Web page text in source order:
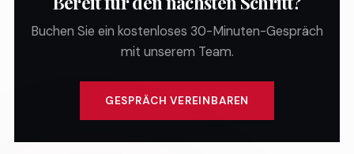
Buchen Sie ein kostenloses 30-Minuten-Gespräch
mit unserem Team.
GESPRÄCH VEREINBAREN